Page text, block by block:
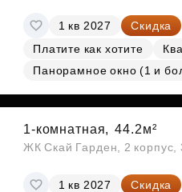
1 кв 2027 Скидка
Платите как хотите
Панорамное окно (1 и
1-комнатная, 44.2м²
ЖК Скай Гарден, 2
1 кв 2027 Скидка